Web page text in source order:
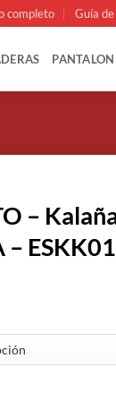
completo Guía de
–
–